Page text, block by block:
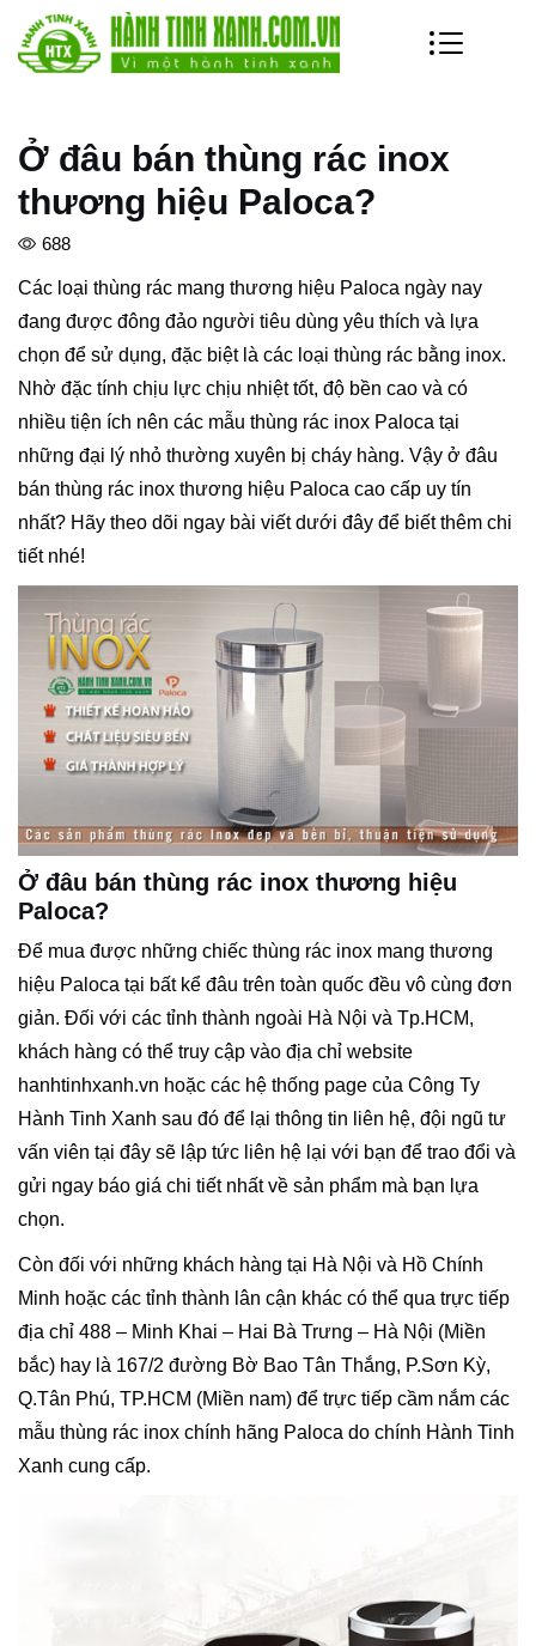
Ở đâu bán thùng rác inox
thương hiệu Paloca?
688
Các loại thùng rác mang thương hiệu Paloca ngày nay
đang được đông đảo người tiêu dùng yêu thích và lựa
chọn để sử dụng, đặc biệt là các loại thùng rác bằng inox.
Nhờ đặc tính chịu lực chịu nhiệt tốt, độ bền cao và có
nhiều tiện ích nên các mẫu thùng rác inox Paloca tại
những đại lý nhỏ thường xuyên bị cháy hàng. Vậy ở đâu
bán thùng rác inox thương hiệu Paloca cao cấp uy tín
nhất? Hãy theo dõi ngay bài viết dưới đây để biết thêm chi
tiết nhé!
Ở đâu bán thùng rác inox thương hiệu
Paloca?
Để mua được những chiếc thùng rác inox mang thương
hiệu Paloca tại bất kể đâu trên toàn quốc đều vô cùng đơn
giản. Đối với các tỉnh thành ngoài Hà Nội và Tp.HCM,
khách hàng có thể truy cập vào địa chỉ website
hanhtinhxanh.vn hoặc các hệ thống page của Công Ty
Hành Tinh Xanh sau đó để lại thông tin liên hệ, đội ngũ tư
vấn viên tại đây sẽ lập tức liên hệ lại với bạn để trao đổi và
gửi ngay báo giá chi tiết nhất về sản phẩm mà bạn lựa
chọn.
Còn đối với những khách hàng tại Hà Nội và Hồ Chính
Minh hoặc các tỉnh thành lân cận khác có thể qua trực tiếp
địa chỉ 488 – Minh Khai – Hai Bà Trưng – Hà Nội (Miền
bắc) hay là 167/2 đường Bờ Bao Tân Thắng, P.Sơn Kỳ,
Q.Tân Phú, TP.HCM (Miền nam) để trực tiếp cầm nắm các
mẫu thùng rác inox chính hãng Paloca do chính Hành Tinh
Xanh cung cấp.